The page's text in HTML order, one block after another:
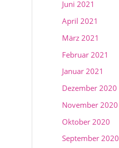
Juni 2021
April 2021
März 2021
Februar 2021
Januar 2021
Dezember 2020
November 2020
Oktober 2020
September 2020